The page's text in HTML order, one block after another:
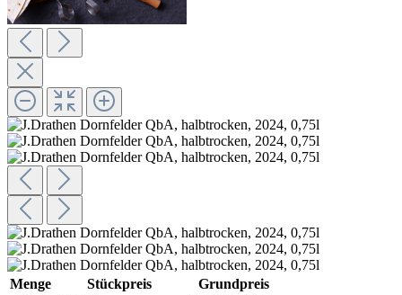
Menge Stückpreis
Grundpreis